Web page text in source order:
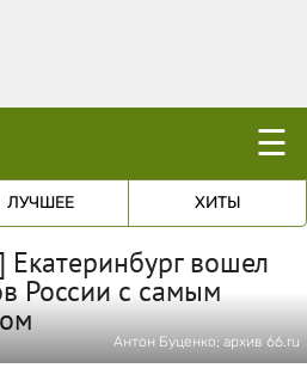
☰
ЛУЧШЕЕ ХИТЫ
вошел
России с самым
Антон Буценко; архив 66.ru